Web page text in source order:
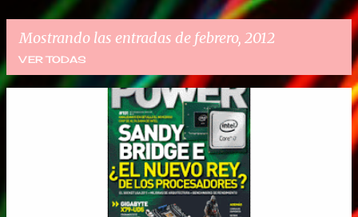
Mostrando las entradas de febrero, 2012
VER TODAS
r